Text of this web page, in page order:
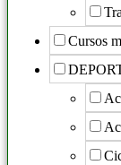
Cursos